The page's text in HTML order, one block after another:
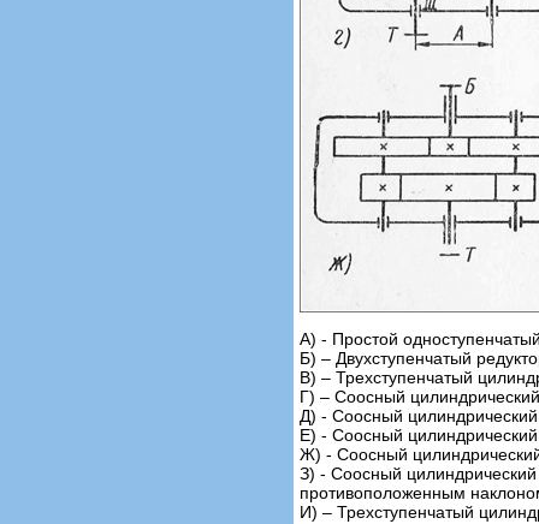
А) - Простой
Б) – Двухступенчатый
В) – Трехступенчатый
Г) – Соосный
Д) - Соосный
Е) - Соосный
Ж) - Соосный
З) - Соосный
противоположенным
И) – Трехступенчатый